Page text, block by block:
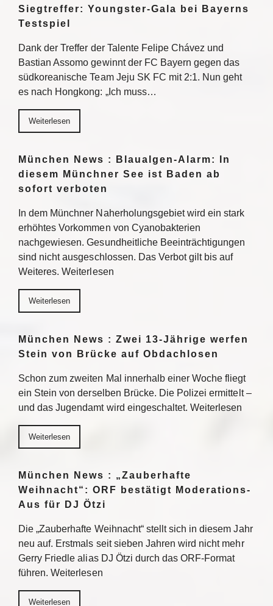
Siegtreffer: Youngster-Gala bei Bayerns
Testspiel
Dank der Treffer der Talente Felipe Chávez und
Bastian Assomo gewinnt der FC Bayern gegen das
südkoreanische Team Jeju SK FC mit 2:1. Nun geht
es nach Hongkong: „Ich muss…
Weiterlesen
München News : Blaualgen-Alarm: In
diesem Münchner See ist Baden ab
sofort verboten
In dem Münchner Naherholungsgebiet wird ein stark
erhöhtes Vorkommen von Cyanobakterien
nachgewiesen. Gesundheitliche Beeinträchtigungen
sind nicht ausgeschlossen. Das Verbot gilt bis auf
Weiteres. Weiterlesen
Weiterlesen
München News : Zwei 13-Jährige werfen
Stein von Brücke auf Obdachlosen
Schon zum zweiten Mal innerhalb einer Woche fliegt
ein Stein von derselben Brücke. Die Polizei ermittelt –
und das Jugendamt wird eingeschaltet. Weiterlesen
Weiterlesen
München News : „Zauberhafte
Weihnacht“: ORF bestätigt Moderations-
Aus für DJ Ötzi
Die „Zauberhafte Weihnacht“ stellt sich in diesem Jahr
neu auf. Erstmals seit sieben Jahren wird nicht mehr
Gerry Friedle alias DJ Ötzi durch das ORF-Format
führen. Weiterlesen
Weiterlesen